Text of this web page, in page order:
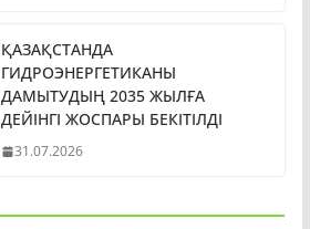
ҚАЗАҚСТАНДА
ГИДРОЭНЕРГЕТИКАНЫ
ДАМЫТУДЫҢ 2035 ЖЫЛҒА
ДЕЙІНГІ ЖОСПАРЫ БЕКІТІЛДІ
31.07.2026